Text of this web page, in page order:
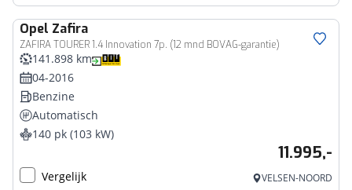
Opel Zafira
ZAFIRA TOURER 1.4 Innovation 7p. (12 mnd BOVAG-garantie)
141.898 km
04-2016
Benzine
Automatisch
140 pk (103 kW)
11.995,-
Vergelijk VELSEN-NOORD